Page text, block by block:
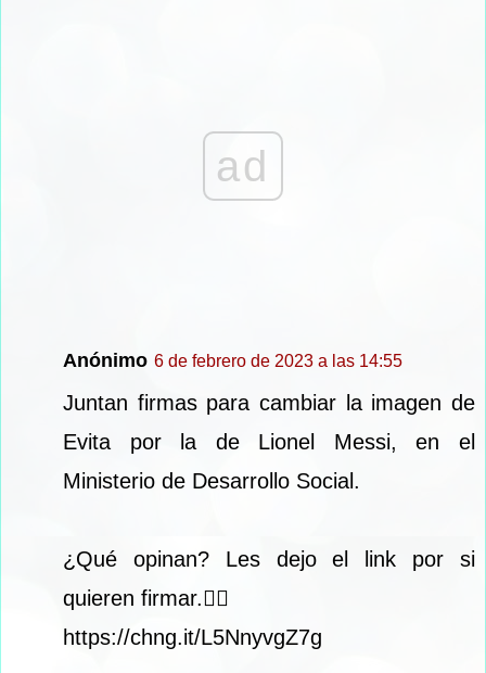
ad
Anónimo 6 de febrero de 2023 a las 14:55
Juntan firmas para cambiar la imagen de
Evita por la de Lionel Messi, en el
Ministerio de Desarrollo Social.
¿Qué opinan? Les dejo el link por si
quieren firmar.👇🏻
https://chng.it/L5NnyvgZ7g